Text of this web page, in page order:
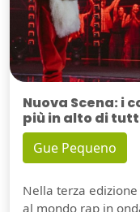
Nuova Scena: i
più in alto di
Gue Pequeno
Nella terza
al mondo rap in